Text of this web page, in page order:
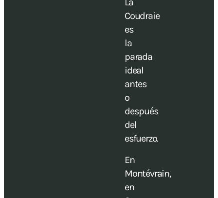
La
Coudraie
es
la
parada
ideal
antes
o
después
del
esfuerzo.
En
Montévrain,
en